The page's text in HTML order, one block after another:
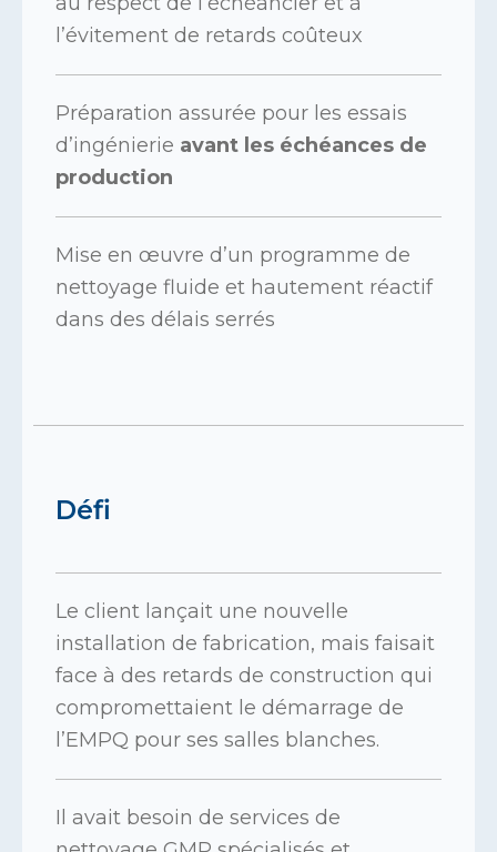
l’évitement de retards coûteux
Préparation assurée pour les essais
d’ingénierie avant les échéances de
production
Mise en œuvre d’un programme de
nettoyage fluide et hautement réactif
dans des délais serrés
Défi
Le client lançait une nouvelle
installation de fabrication, mais faisait
face à des retards de construction qui
compromettaient le démarrage de
l’EMPQ pour ses salles blanches.
Il avait besoin de services de